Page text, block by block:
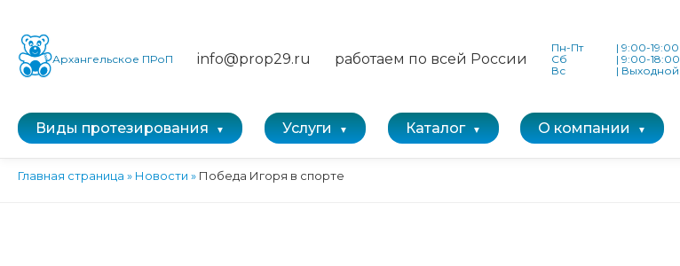
Архангельское ПРоП info@prop29.ru работаем по всей России
Пн-Пт | 9:00-19:00
Сб
| 9:00-18:00
Вс
| Выходной
Виды протезирования Услуги Каталог О компании
Главная страница » Новости » Победа Игоря в спорте